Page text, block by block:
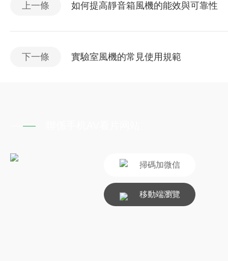
上一條 如何提高靜音箱風機的能效與可靠性
下一條 實驗室風機的常見使用規範
掃碼加微信
移動端瀏覽